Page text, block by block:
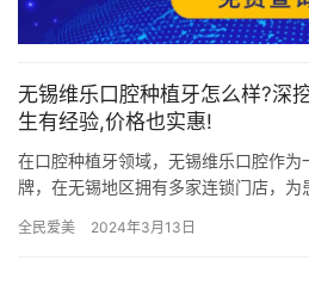
无锡维乐口腔种植牙怎么样?深
生有经验,价格也实惠!
在口腔种植牙领域，无锡维乐口腔作为
牌，在无锡地区拥有多家连锁门店，
全民爱美 2024年3月13日